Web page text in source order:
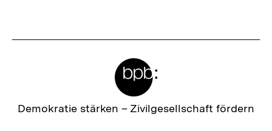
Zur
Demokratie stärken – Zivilgesellschaft fördern